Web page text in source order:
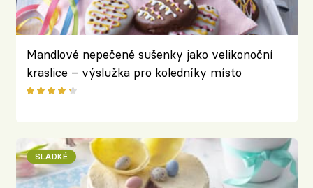
Mandlové nepečené sušenky jako velikonoční
kraslice – výslužka pro koledníky místo
vařených vajec
SLADKÉ